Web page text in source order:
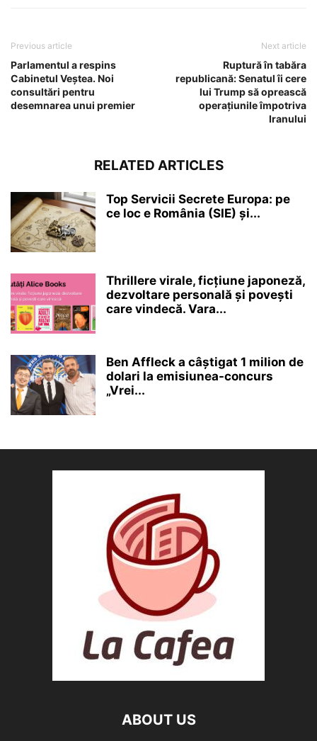
Previous article
Parlamentul a respins
Cabinetul Veștea. Noi
consultări pentru
desemnarea unui premier
Next article
Ruptură în tabăra
republicană: Senatul îi cere
lui Trump să oprească
operațiunile împotriva
Iranului
RELATED ARTICLES
Top Servicii Secrete Europa: pe
ce loc e România (SIE) și...
Thrillere virale, ficțiune japoneză,
dezvoltare personală și povești
care vindecă. Vara...
Ben Affleck a câștigat 1 milion de
dolari la emisiunea-concurs
„Vrei...
ABOUT US